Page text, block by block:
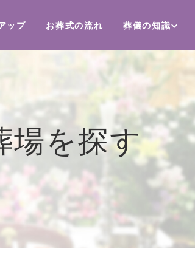
ップ お葬式の流れ 葬儀の知識
場を探す